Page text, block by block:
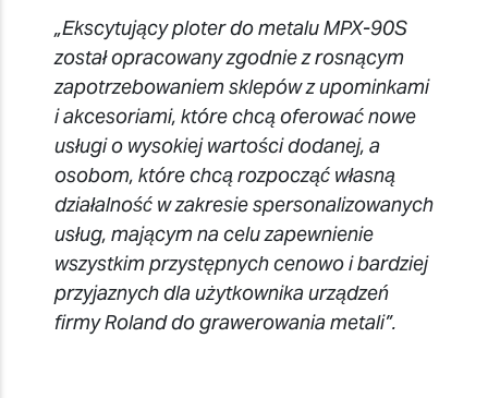
„Ekscytujący ploter do metalu MPX-90S
został opracowany zgodnie z rosnącym
zapotrzebowaniem sklepów z upominkami
i akcesoriami, które chcą oferować nowe
usługi o wysokiej wartości dodanej, a
osobom, które chcą rozpocząć własną
działalność w zakresie spersonalizowanych
usług, mającym na celu zapewnienie
wszystkim przystępnych cenowo i bardziej
przyjaznych dla użytkownika urządzeń
firmy Roland do grawerowania metali”.